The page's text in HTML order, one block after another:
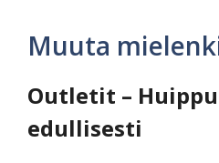
Muuta
Outletit –
edullisesti